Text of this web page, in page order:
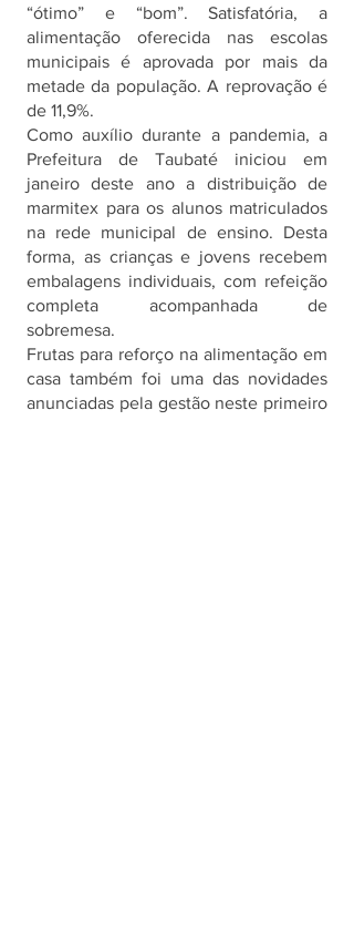
“ótimo” e “bom”. Satisfatória, a
alimentação oferecida nas escolas
municipais é aprovada por mais da
metade da população. A reprovação é
de 11,9%.
Como auxílio durante a pandemia, a
Prefeitura de Taubaté iniciou em
janeiro deste ano a distribuição de
marmitex para os alunos matriculados
na rede municipal de ensino. Desta
forma, as crianças e jovens recebem
embalagens individuais, com refeição
completa acompanhada de
sobremesa.
Frutas para reforço na alimentação em
casa também foi uma das novidades
anunciadas pela gestão neste primeiro